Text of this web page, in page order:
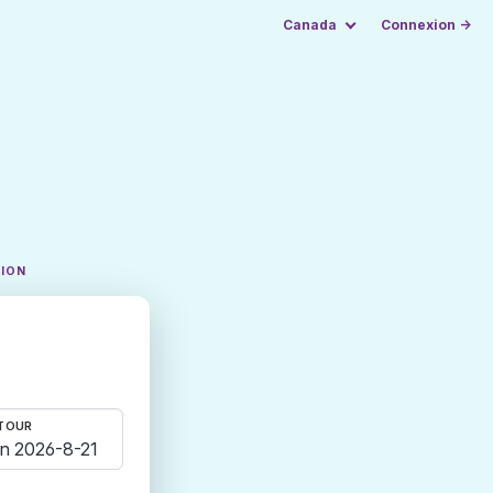
Canada Connexion →